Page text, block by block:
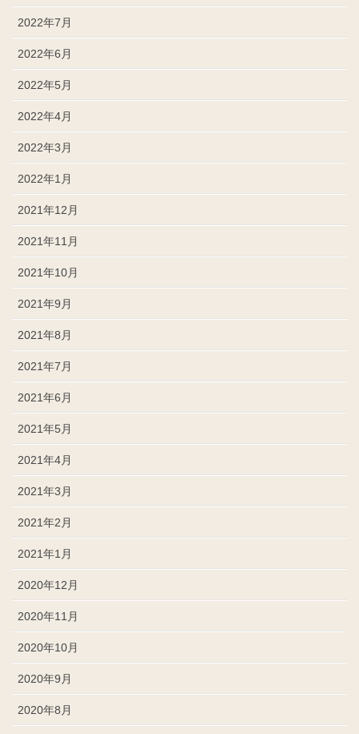
2022年7月
2022年6月
2022年5月
2022年4月
2022年3月
2022年1月
2021年12月
2021年11月
2021年10月
2021年9月
2021年8月
2021年7月
2021年6月
2021年5月
2021年4月
2021年3月
2021年2月
2021年1月
2020年12月
2020年11月
2020年10月
2020年9月
2020年8月